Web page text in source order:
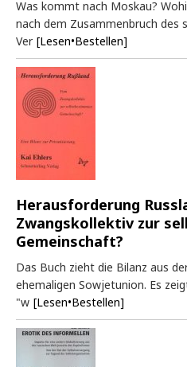
Was kommt nach Moskau?
nach dem Zusammenbruch des
Ver [Lesen•Bestellen]
Herausforderung
Zwangskollektiv zur
Gemeinschaft?
Das Buch zieht die Bilanz aus
ehemaligen Sowjetunion. Es
"w [Lesen•Bestellen]